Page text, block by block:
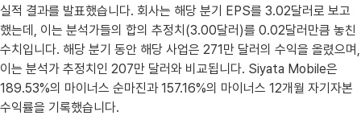
실적 결과를 발표했습니다. 회사는 해당 분기 EPS를 3.02달러로 보고
했는데, 이는 분석가들의 합의 추정치(3.00달러)를 0.02달러만큼 놓친
수치입니다. 해당 분기 동안 해당 사업은 271만 달러의 수익을 올렸으며,
이는 분석가 추정치인 207만 달러와 비교됩니다. Siyata Mobile은
189.53%의 마이너스 순마진과 157.16%의 마이너스 12개월 자기자본
수익률을 기록했습니다.